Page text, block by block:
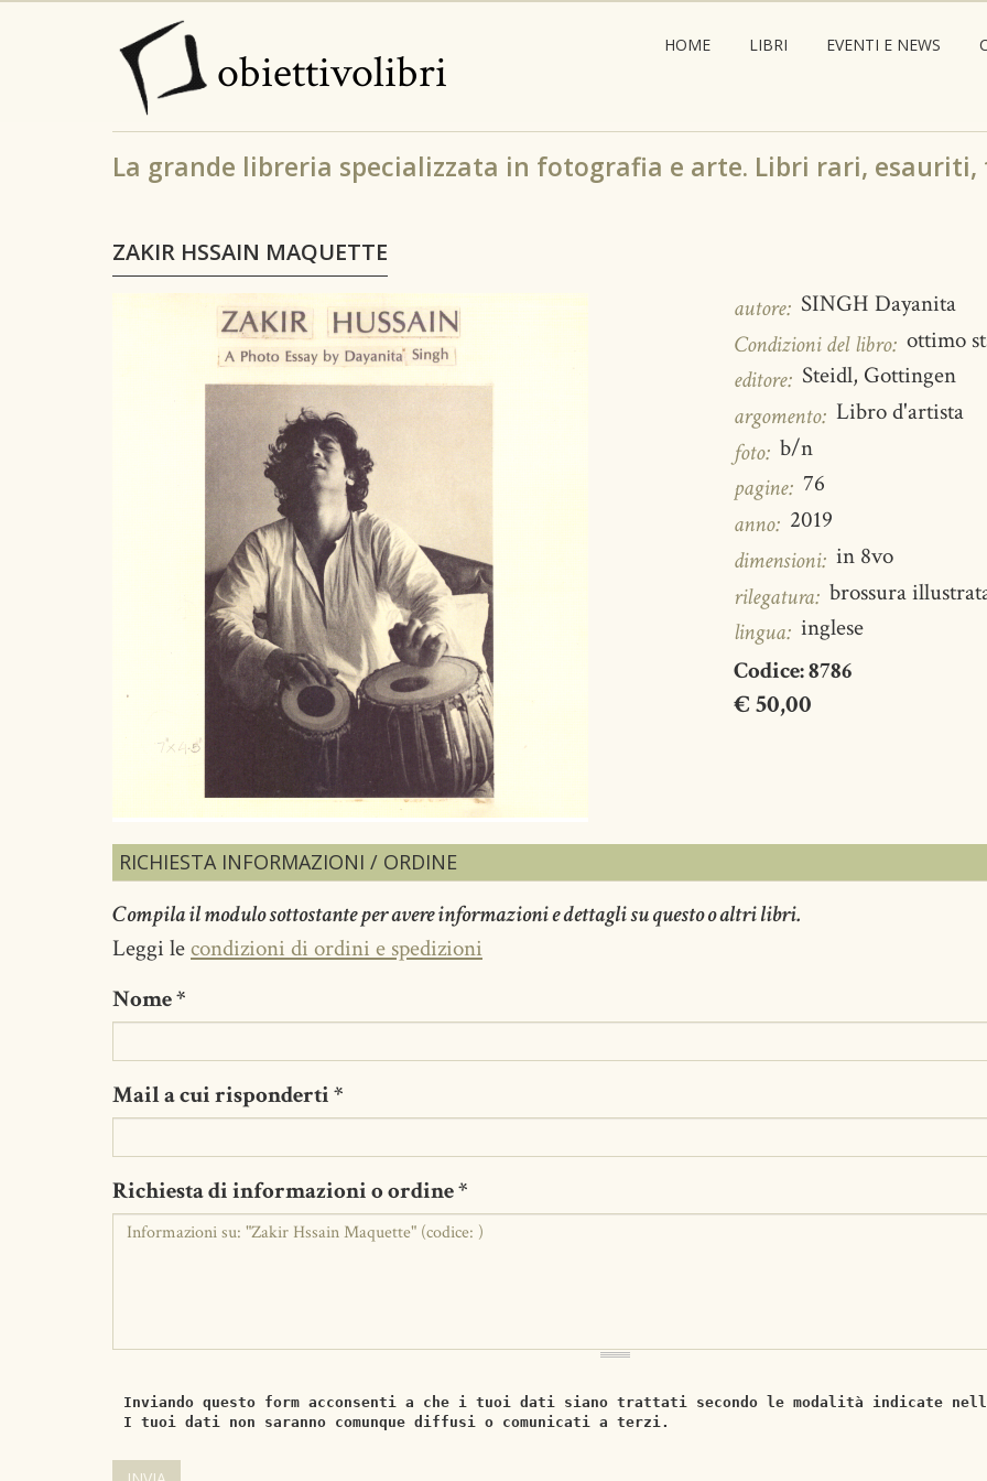
obiettivolibri HOME LIBRI EVENTI E NEWS
La grande libreria specializzata in fotografia e arte. Libri rari,
ZAKIR HSSAIN MAQUETTE
autore: SINGH Dayanita
Condizioni del libro: ottimo
editore: Steidl, Gottingen
argomento: Libro d'artista
foto: b/n
pagine: 76
anno: 2019
dimensioni: in 8vo
rilegatura: brossura
lingua: inglese
Codice:8786
€ 50,00
RICHIESTA INFORMAZIONI / ORDINE
Compila il modulo sottostante per avere informazioni e dettagli su questo o altri libri.
Leggi lecondizioni di ordini e spedizioni
Nome*
Mail a cui risponderti*
Richiesta di informazioni o ordine*
Inviando questo form acconsenti a che i tuoi dati siano trattati secondo le modalità indicate
I tuoi dati non saranno comunque diffusi o comunicati a terzi.